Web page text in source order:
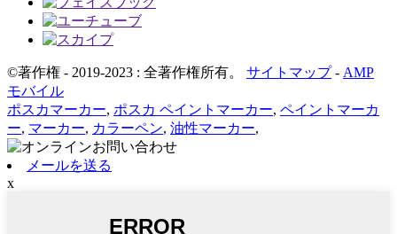
©著作権 - 2019-2023 : 全著作権所有。 サイトマップ- AMP
モバイル
ポスカマーカー, ポスカ ペイントマーカー, ペイントマーカ
ー, マーカー, カラーペン, 油性マーカー,
メールを送る
x